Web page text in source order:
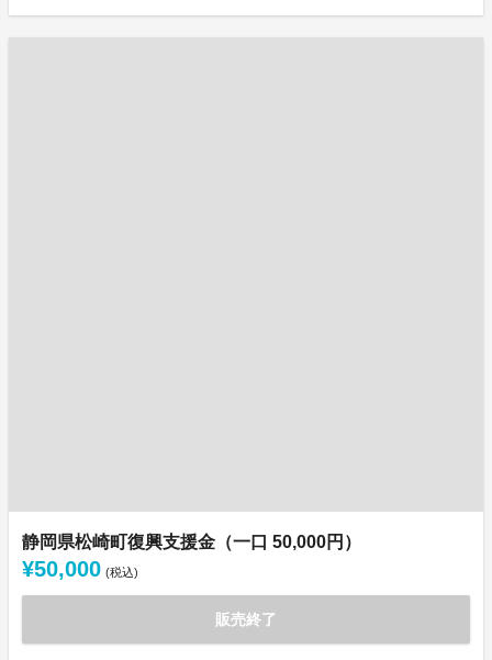
静岡県松崎町復興支援金（一口 50,000円）
¥50,000 (税込)
販売終了